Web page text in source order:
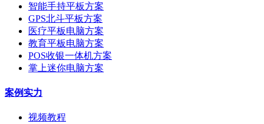
智能手持平板方案
GPS北斗平板方案
医疗平板电脑方案
教育平板电脑方案
POS收银一体机方案
掌上迷你电脑方案
案例实力
视频教程